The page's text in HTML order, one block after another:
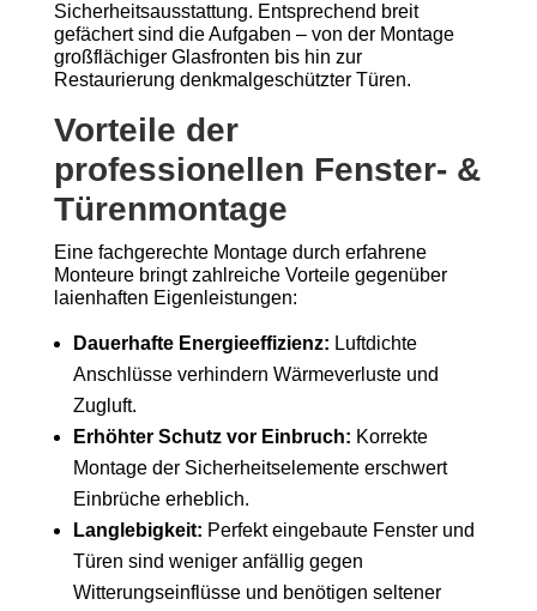
Sicherheitsausstattung. Entsprechend breit
gefächert sind die Aufgaben – von der Montage
großflächiger Glasfronten bis hin zur
Restaurierung denkmalgeschützter Türen.
Vorteile der
professionellen Fenster- &
Türenmontage
Eine fachgerechte Montage durch erfahrene
Monteure bringt zahlreiche Vorteile gegenüber
laienhaften Eigenleistungen:
Dauerhafte Energieeffizienz: Luftdichte
Anschlüsse verhindern Wärmeverluste und
Zugluft.
Erhöhter Schutz vor Einbruch: Korrekte
Montage der Sicherheitselemente erschwert
Einbrüche erheblich.
Langlebigkeit: Perfekt eingebaute Fenster und
Türen sind weniger anfällig gegen
Witterungseinflüsse und benötigen seltener